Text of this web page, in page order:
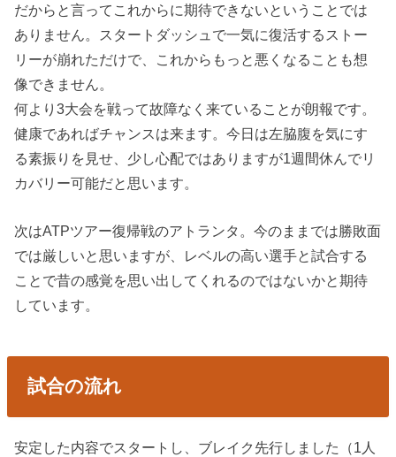
だからと言ってこれからに期待できないということでは
ありません。スタートダッシュで一気に復活するストー
リーが崩れただけで、これからもっと悪くなることも想
像できません。
何より3大会を戦って故障なく来ていることが朗報です。
健康であればチャンスは来ます。今日は左脇腹を気にす
る素振りを見せ、少し心配ではありますが1週間休んでリ
カバリー可能だと思います。
次はATPツアー復帰戦のアトランタ。今のままでは勝敗面
では厳しいと思いますが、レベルの高い選手と試合する
ことで昔の感覚を思い出してくれるのではないかと期待
しています。
試合の流れ
安定した内容でスタートし、ブレイク先行しました（1人